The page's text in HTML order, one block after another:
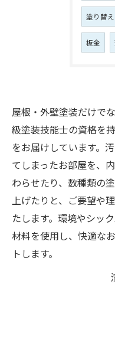
塗り替え
板金
屋根・外壁塗装だけで
級塗装技能士の資格を
をお届けしています。
てしまったお部屋を、
わらせたり、数種類の
上げたりと、ご要望や
たします。環境やシッ
材料を使用し、快適な
トします。